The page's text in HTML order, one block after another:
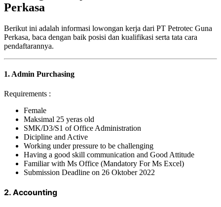
Perkasa
Berikut ini adalah informasi lowongan kerja dari PT Petrotec Guna
Perkasa, baca dengan baik posisi dan kualifikasi serta tata cara
pendaftarannya.
1. Admin Purchasing
Requirements :
Female
Maksimal 25 yeras old
SMK/D3/S1 of Office Administration
Dicipline and Active
Working under pressure to be challenging
Having a good skill communication and Good Attitude
Familiar with Ms Office (Mandatory For Ms Excel)
Submission Deadline on 26 Oktober 2022
2. Accounting